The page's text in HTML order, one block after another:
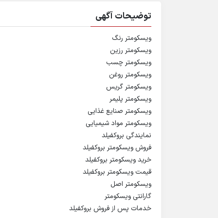
توضیحات آگهی
ویسکومتر رنگ
ویسکومتر رزین
ویسکومتر چسب
ویسکومتر روغن
ویسکومتر گریس
ویسکومتر پلیمر
ویسکومتر صنایع غذایی
ویسکومتر مواد شیمیایی
نمایندگی بروکفیلد
فروش ویسکومتر بروکفیلد
خرید ویسکومتر بروکفیلد
قیمت ویسکومتر بروکفیلد
ویسکومتر اصل
گارانتی ویسکومتر
خدمات پس از فروش بروکفیلد